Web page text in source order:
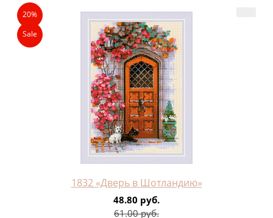
20%
Sale
1832 «Дверь в Шотландию»
48.80 руб.
61.00 руб.